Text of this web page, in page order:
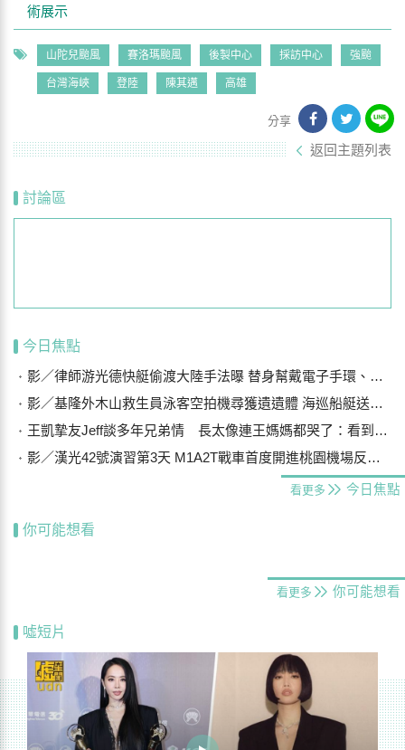
術展示
山陀兒颱風 賽洛瑪颱風 後製中心 採訪中心 強颱
台灣海峽 登陸 陳其邁 高雄
分享
返回主題列表
討論區
今日焦點
影／律師游光德快艇偷渡大陸手法曝 替身幫戴電子手環、海陸設7斷點
影／基隆外木山救生員泳客空拍機尋獲遺遺體 海巡船艇送上岸
王凱摯友Jeff談多年兄弟情 長太像連王媽媽都哭了：看到他想到兒子
影／漢光42號演習第3天 M1A2T戰車首度開進桃園機場反機降
看更多 今日焦點
你可能想看
看更多 你可能想看
噓短片